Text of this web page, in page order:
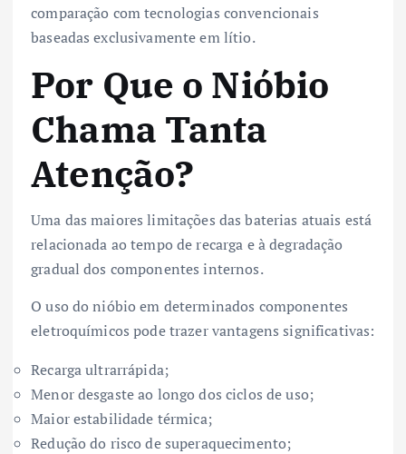
comparação com tecnologias convencionais
baseadas exclusivamente em lítio.
Por Que o Nióbio
Chama Tanta
Atenção?
Uma das maiores limitações das baterias atuais está
relacionada ao tempo de recarga e à degradação
gradual dos componentes internos.
O uso do nióbio em determinados componentes
eletroquímicos pode trazer vantagens significativas:
Recarga ultrarrápida;
Menor desgaste ao longo dos ciclos de uso;
Maior estabilidade térmica;
Redução do risco de superaquecimento;